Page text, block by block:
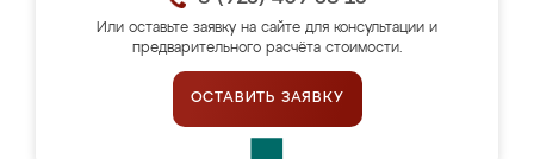
Или оставьте заявку на сайте для консультации и
предварительного расчёта стоимости.
ОСТАВИТЬ ЗАЯВКУ